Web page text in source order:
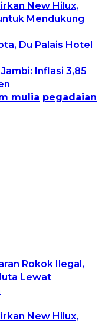
New Hilux,
Mendukung
Du Palais Hotel
Inflasi 3,85
mulia pegadaian
Rokok Ilegal,
Lewat
New Hilux,